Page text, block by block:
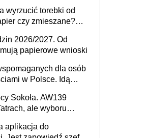
wyrzucić torebki od
czy zmieszane?
2026/2027. Od
papierowe wnioski
dla osób
w Polsce. Idą
Sokoła. AW139
ale wyboru
aplikacja do